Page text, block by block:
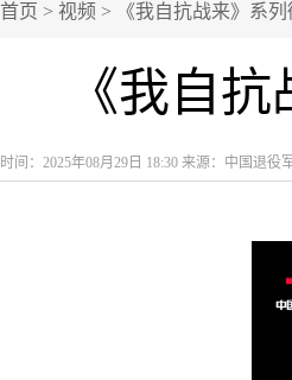
首页 > 视频 > 《我自抗战来》系列
《我自
时间：2025年08月29日 18:30 来源：中国退役